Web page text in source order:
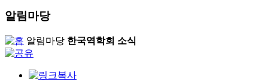
알림마당
알림마당 한국역학회 소식